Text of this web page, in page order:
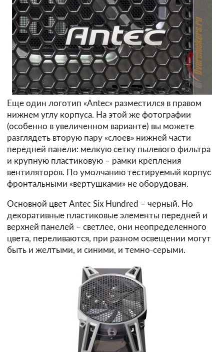
Еще один логотип «Antec» разместился в правом
нижнем углу корпуса. На этой же фотографии
(особенно в увеличенном варианте) вы можете
разглядеть вторую пару «слоев» нижней части
передней панели: мелкую сетку пылевого фильтра
и крупную пластиковую – рамки крепления
вентиляторов. По умолчанию тестируемый корпус
фронтальными «вертушками» не оборудован.
Основной цвет Antec Six Hundred – черный. Но
декоративные пластиковые элементы передней и
верхней панелей – светлее, они неопределенного
цвета, переливаются, при разном освещении могут
быть и желтыми, и синими, и темно-серыми.